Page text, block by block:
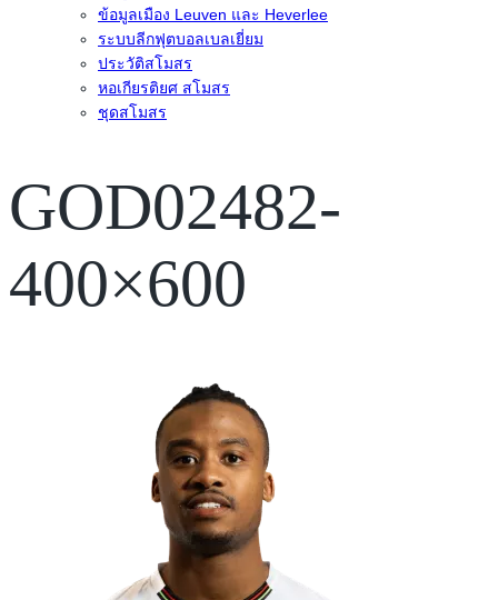
ข้อมูลเมือง Leuven และ Heverlee
ระบบลีกฟุตบอลเบลเยี่ยม
ประวัติสโมสร
หอเกียรติยศ สโมสร
ชุดสโมสร
GOD02482-
400×600